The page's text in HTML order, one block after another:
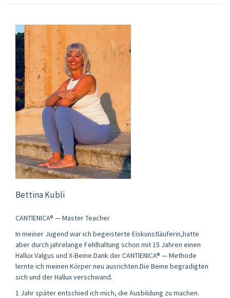
Bettina Kubli
CANTIENICA® — Master Teacher
In meiner Jugend war ich begeisterte Eiskunstläuferin,hatte
aber durch jahrelange Fehlhaltung schon mit 15 Jahren einen
Hallux Valgus und X-Beine.Dank der CANTIENICA® — Methode
lernte ich meinen Körper neu ausrichten.Die Beine begradigten
sich und der Hallux verschwand.
1 Jahr später entschied ich mich, die Ausbildung zu machen.